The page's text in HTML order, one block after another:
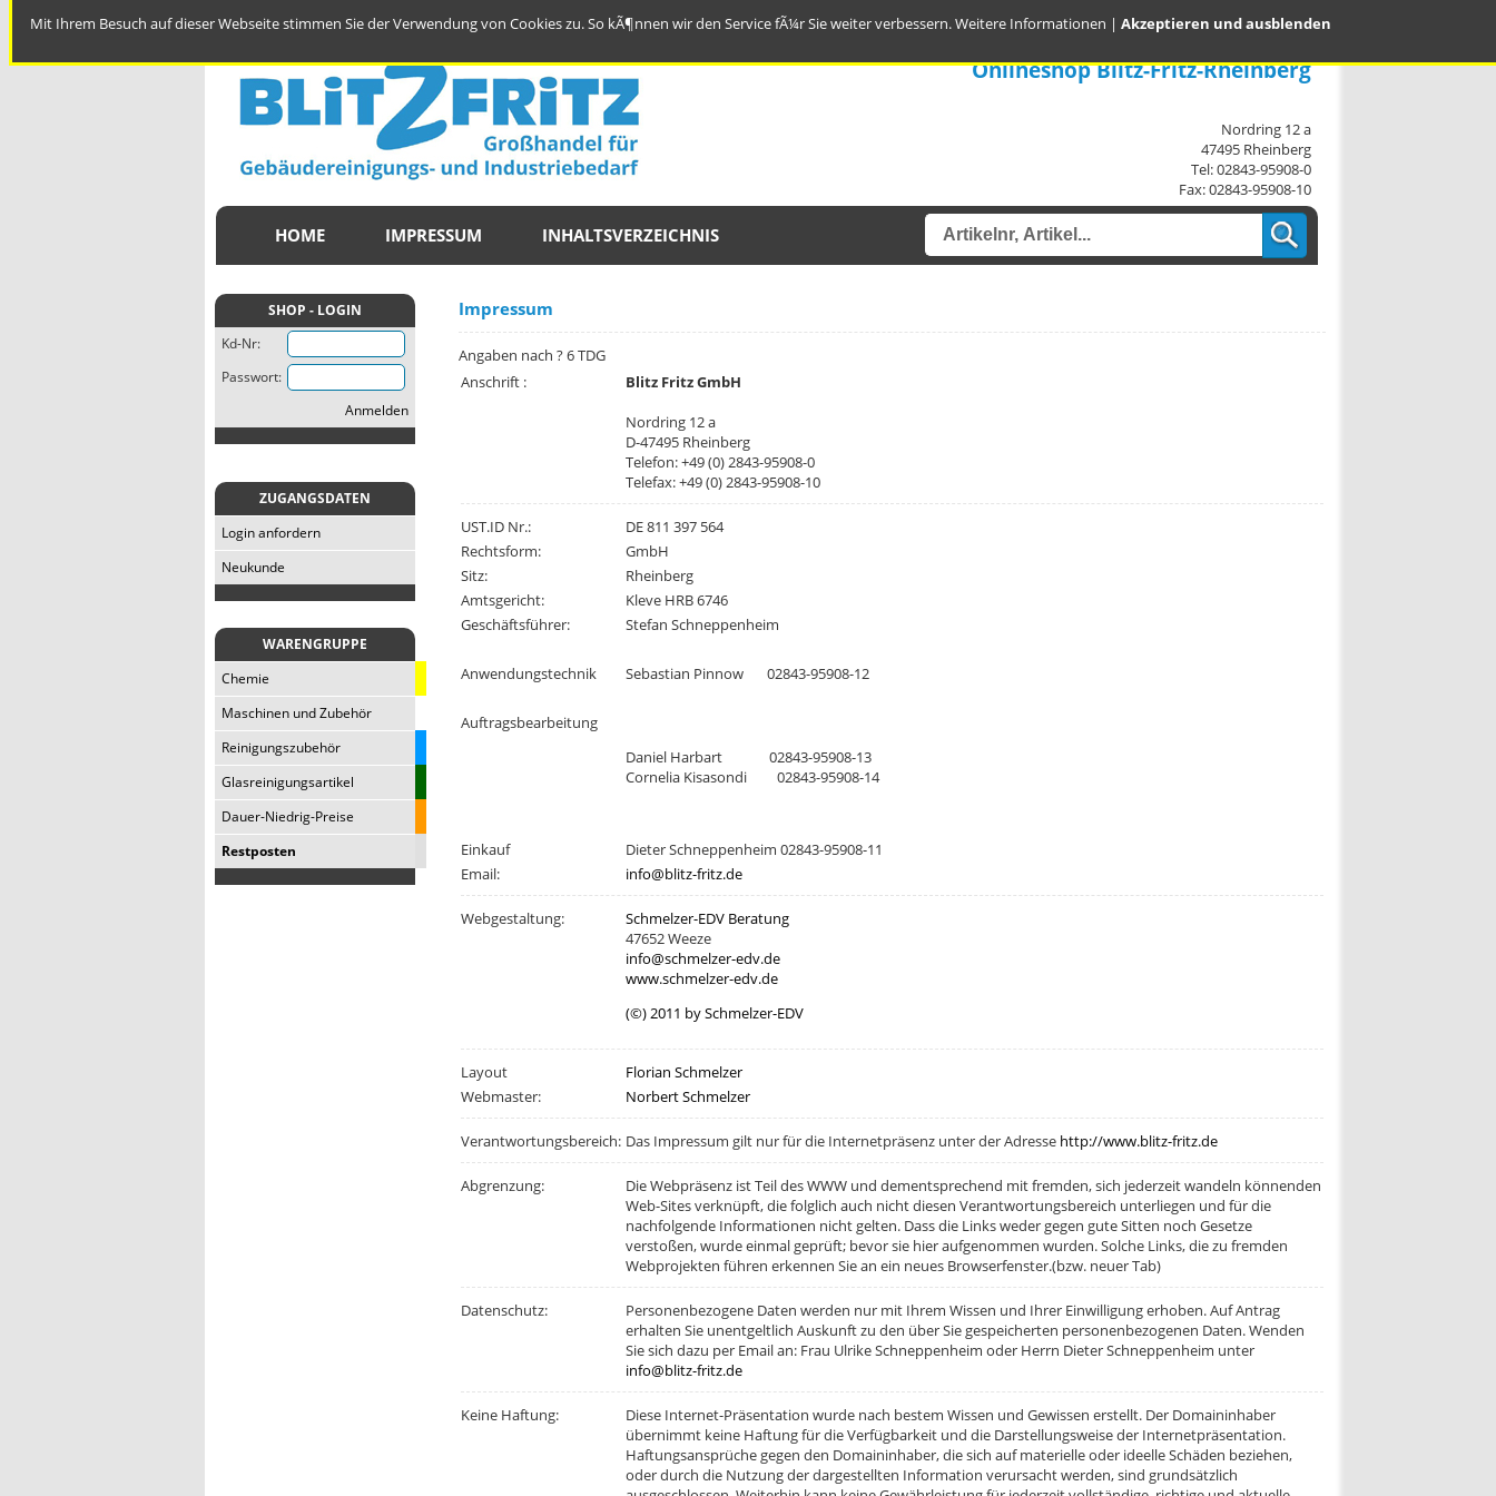
Mit Ihrem Besuch auf dieser Webseite stimmen Sie der Verwendung von Cookies zu. So kÃ¶nnen wir den Service fÃ¼r Sie weiter verbessern.Weitere Informationen | Akzeptieren und ausblenden
Onlineshop Blitz-Fritz-Rheinberg
Nordring 12 a
47495 Rheinberg
Tel: 02843-95908-0
Fax: 02843-95908-10
HOME IMPRESSUM INHALTSVERZEICHNIS
SHOP - LOGIN
Kd-Nr:
Passwort:
Anmelden
ZUGANGSDATEN
Login anfordern
Neukunde
WARENGRUPPE
Chemie
Maschinen und Zubehör
Reinigungszubehör
Glasreinigungsartikel
Dauer-Niedrig-Preise
Restposten
Impressum
Angaben nach ? 6 TDG
Anschrift :
Blitz Fritz GmbH
Nordring 12 a
D-47495 Rheinberg
Telefon: +49 (0) 2843-95908-0
Telefax: +49 (0) 2843-95908-10
UST.ID Nr.:
DE 811 397 564
Rechtsform:
GmbH
Sitz:
Rheinberg
Amtsgericht:
Kleve HRB 6746
Geschäftsführer:
Stefan Schneppenheim
Anwendungstechnik Sebastian Pinnow 02843-95908-12
Auftragsbearbeitung
Daniel Harbart 02843-95908-13
Cornelia Kisasondi 02843-95908-14
Einkauf
Dieter Schneppenheim 02843-95908-11
Email:
info@blitz-fritz.de
Webgestaltung:
Schmelzer-EDV Beratung
47652 Weeze
info@schmelzer-edv.de
www.schmelzer-edv.de
(©) 2011 by Schmelzer-EDV
Layout
Florian Schmelzer
Webmaster:
Norbert Schmelzer
Verantwortungsbereich: Das Impressum gilt nur für die Internetpräsenz unter der Adresse http://www.blitz-fritz.de
Abgrenzung:
Die Webpräsenz ist Teil des WWW und dementsprechend mit fremden, sich jederzeit wandeln könnenden
Web-Sites verknüpft, die folglich auch nicht diesen Verantwortungsbereich unterliegen und für die
nachfolgende Informationen nicht gelten. Dass die Links weder gegen gute Sitten noch Gesetze
verstoßen, wurde einmal geprüft; bevor sie hier aufgenommen wurden. Solche Links, die zu fremden
Webprojekten führen erkennen Sie an ein neues Browserfenster.(bzw. neuer Tab)
Datenschutz:
Personenbezogene Daten werden nur mit Ihrem Wissen und Ihrer Einwilligung erhoben. Auf Antrag
erhalten Sie unentgeltlich Auskunft zu den über Sie gespeicherten personenbezogenen Daten. Wenden
Sie sich dazu per Email an: Frau Ulrike Schneppenheim oder Herrn Dieter Schneppenheim unter
info@blitz-fritz.de
Keine Haftung:
Diese Internet-Präsentation wurde nach bestem Wissen und Gewissen erstellt. Der Domaininhaber
übernimmt keine Haftung für die Verfügbarkeit und die Darstellungsweise der Internetpräsentation.
Haftungsansprüche gegen den Domaininhaber, die sich auf materielle oder ideelle Schäden beziehen,
oder durch die Nutzung der dargestellten Information verursacht werden, sind grundsätzlich